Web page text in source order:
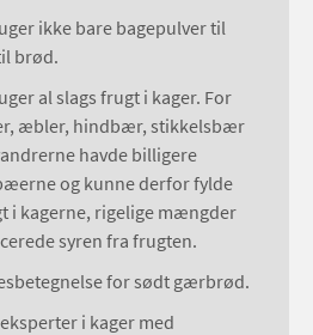
ikke bare bagepulver til
brød.
al slags frugt i kager. For
æbler, hindbær, stikkelsbær
havde billigere
og kunne derfor fylde
i kagerne, rigelige mængder
syren fra frugten.
for sødt gærbrød.
i kager med